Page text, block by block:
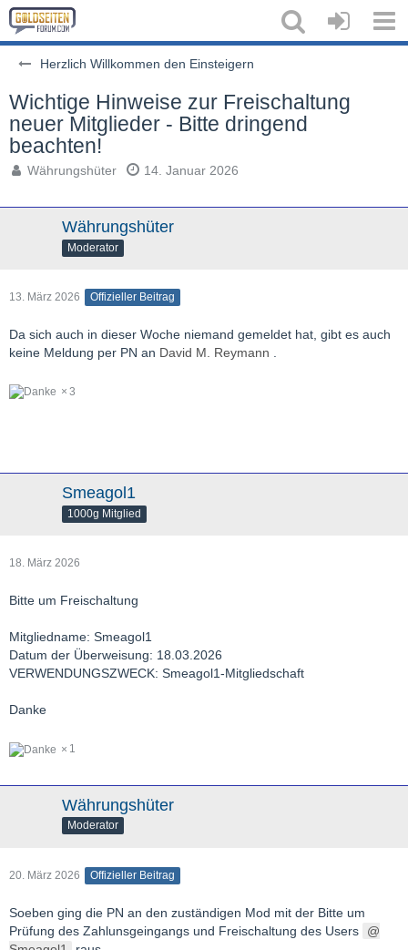
Herzlich Willkommen den Einsteigern
Wichtige Hinweise zur Freischaltung
neuer Mitglieder - Bitte dringend
beachten!
Währungshüter 14. Januar 2026
Währungshüter
Moderator
13. März 2026 Offizieller Beitrag
Da sich auch in dieser Woche niemand gemeldet hat, gibt es auch
keine Meldung per PN an David M. Reymann
3
Smeagol1
1000g Mitglied
18. März 2026
Bitte um Freischaltung
Mitgliedname: Smeagol1
Datum der Überweisung: 18.03.2026
VERWENDUNGSZWECK: Smeagol1-Mitgliedschaft
Danke
1
Währungshüter
Moderator
20. März 2026 Offizieller Beitrag
Soeben ging die PN an den zuständigen Mod mit der Bitte um
Prüfung des Zahlunsgeingangs und Freischaltung des Users